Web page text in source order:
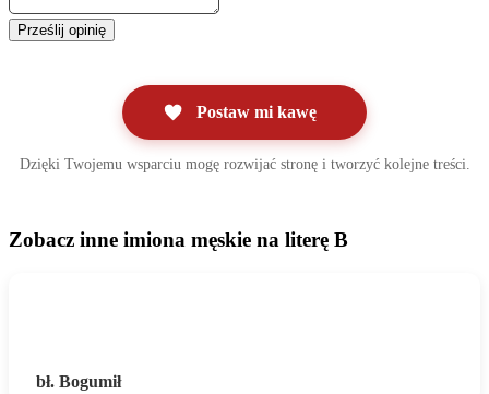
Prześlij opinię
Postaw mi kawę
Dzięki Twojemu wsparciu mogę rozwijać stronę i tworzyć kolejne treści.
Zobacz inne imiona męskie na literę B
bł. Bogumił